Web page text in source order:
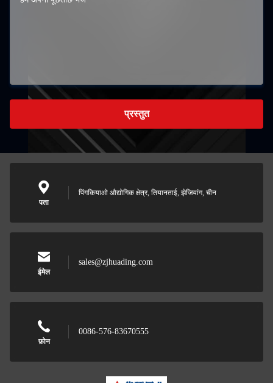
प्रस्तुत
पता
पिंगकियाओ औद्योगिक क्षेत्र, तियानताई, झेजियांग, चीन
ईमेल
sales@zjhuading.com
फ़ोन
0086-576-83670555